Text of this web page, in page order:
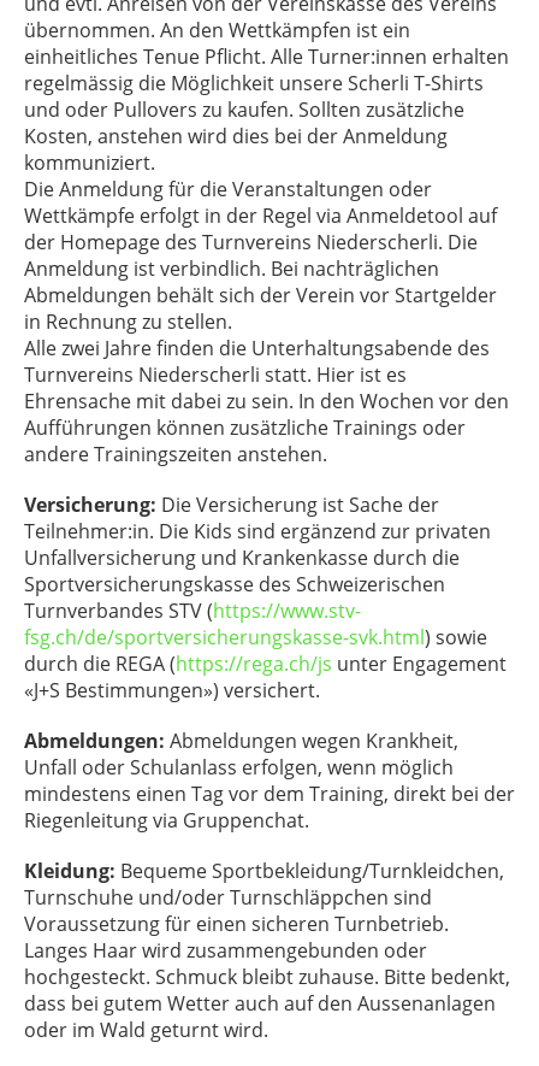
übernommen. An den Wettkämpfen ist ein
einheitliches Tenue Pflicht. Alle Turner:innen erhalten
regelmässig die Möglichkeit unsere Scherli T-Shirts
und oder Pullovers zu kaufen. Sollten zusätzliche
Kosten, anstehen wird dies bei der Anmeldung
kommuniziert.
Die Anmeldung für die Veranstaltungen oder
Wettkämpfe erfolgt in der Regel via Anmeldetool auf
der Homepage des Turnvereins Niederscherli. Die
Anmeldung ist verbindlich. Bei nachträglichen
Abmeldungen behält sich der Verein vor Startgelder
in Rechnung zu stellen.
Alle zwei Jahre finden die Unterhaltungsabende des
Turnvereins Niederscherli statt. Hier ist es
Ehrensache mit dabei zu sein. In den Wochen vor den
Aufführungen können zusätzliche Trainings oder
andere Trainingszeiten anstehen.
Versicherung: Die Versicherung ist Sache der
Teilnehmer:in. Die Kids sind ergänzend zur privaten
Unfallversicherung und Krankenkasse durch die
Sportversicherungskasse des Schweizerischen
Turnverbandes STV (https://www.stv-
fsg.ch/de/sportversicherungskasse-svk.html) sowie
durch die REGA (https://rega.ch/js unter Engagement
«J+S Bestimmungen») versichert.
Abmeldungen: Abmeldungen wegen Krankheit,
Unfall oder Schulanlass erfolgen, wenn möglich
mindestens einen Tag vor dem Training, direkt bei der
Riegenleitung via Gruppenchat.
Kleidung: Bequeme Sportbekleidung/Turnkleidchen,
Turnschuhe und/oder Turnschläppchen sind
Voraussetzung für einen sicheren Turnbetrieb.
Langes Haar wird zusammengebunden oder
hochgesteckt. Schmuck bleibt zuhause. Bitte bedenkt,
dass bei gutem Wetter auch auf den Aussenanlagen
oder im Wald geturnt wird.